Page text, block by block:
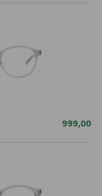
999,00